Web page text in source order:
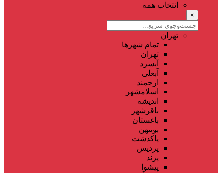
انتخاب همه
×
تهران
تمام شهر‌ها
تهران
آبسرد
آبعلی
ارجمند
اسلامشهر
اندیشه
باقرشهر
باغستان
بومهن
پاکدشت
پردیس
پرند
پیشوا